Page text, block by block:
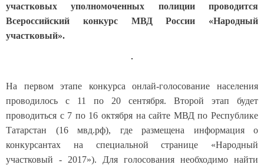
участковых уполномоченных полиции проводится
Всероссийский конкурс МВД России «Народный
участковый».
На первом этапе конкурса онлай-голосование населения
проводилось с 11 по 20 сентября. Второй этап будет
проводиться с 7 по 16 октября на сайте МВД по Республике
Татарстан (16 мвд.рф), где размещена информация о
конкурсантах на специальной странице «Народный
участковый - 2017»). Для голосования необходимо найти